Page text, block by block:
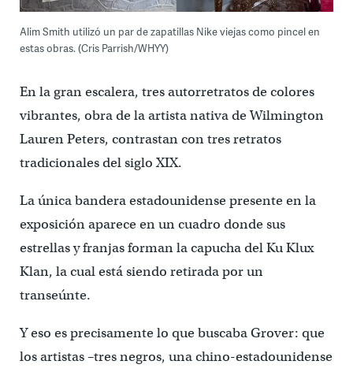
Alim Smith utilizó un par de zapatillas Nike viejas como pincel en
estas obras. (Cris Parrish/WHYY)
En la gran escalera, tres autorretratos de colores
vibrantes, obra de la artista nativa de Wilmington
Lauren Peters, contrastan con tres retratos
tradicionales del siglo XIX.
La única bandera estadounidense presente en la
exposición aparece en un cuadro donde sus
estrellas y franjas forman la capucha del Ku Klux
Klan, la cual está siendo retirada por un
transeúnte.
Y eso es precisamente lo que buscaba Grover: que
los artistas –tres negros, una chino-estadounidense